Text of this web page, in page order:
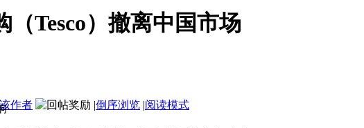
Tesco）撤离中国市场
作者 |倒序浏览 |阅读模式